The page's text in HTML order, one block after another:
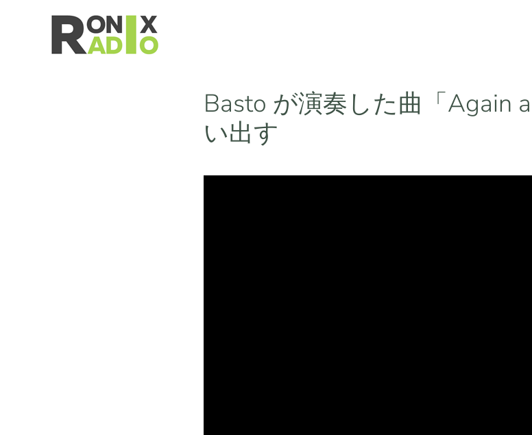
送コンテンツ
Basto が演奏した曲「Again
い出す